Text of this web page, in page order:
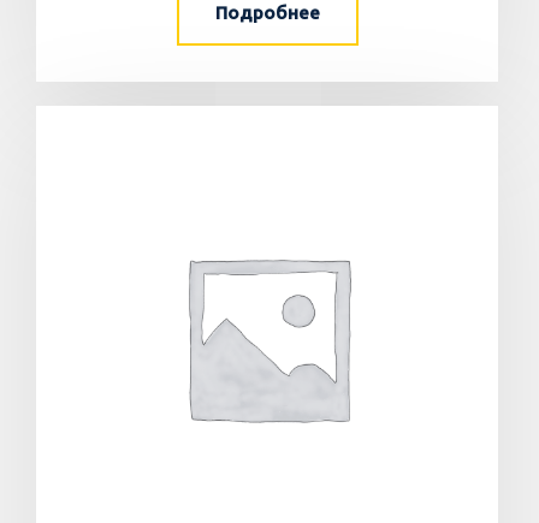
Подробнее